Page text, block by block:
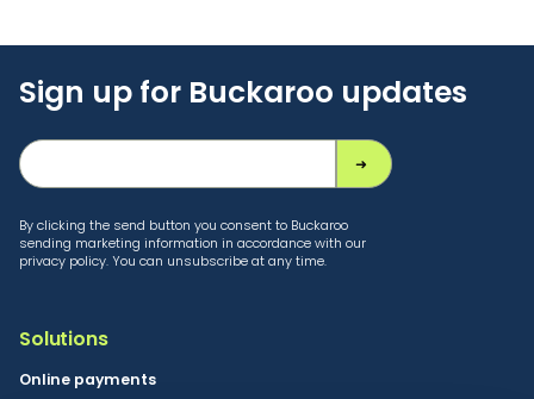
Sign up for Buckaroo updates
By clicking the send button you consent to Buckaroo
sending marketing information in accordance with our
privacy policy. You can unsubscribe at any time.
Solutions
Online payments